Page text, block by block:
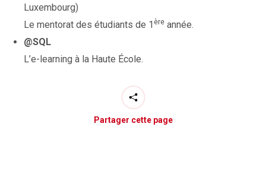
Luxembourg)
Le mentorat des étudiants de 1 ère année.
@SQL
L’e-learning à la Haute École.
Partager cette page